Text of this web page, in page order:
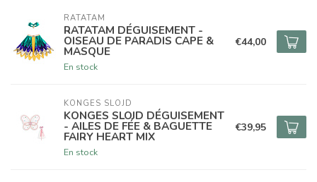
RATATAM
RATATAM DÉGUISEMENT -
OISEAU DE PARADIS CAPE &
MASQUE
En stock
€44,00
KONGES SLOJD
KONGES SLOJD DÉGUISEMENT
- AILES DE FÉE & BAGUETTE
FAIRY HEART MIX
En stock
€39,95